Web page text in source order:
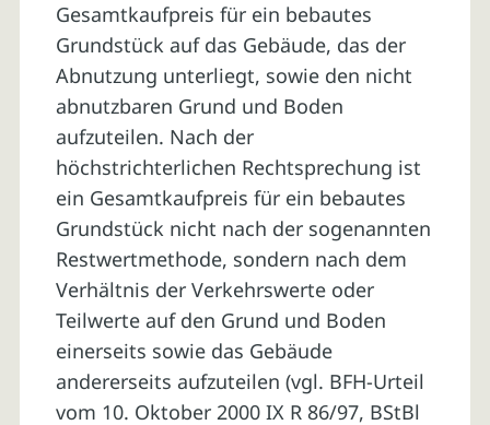
Gesamtkaufpreis für ein bebautes
Grundstück auf das Gebäude, das der
Abnutzung unterliegt, sowie den nicht
abnutzbaren Grund und Boden
aufzuteilen. Nach der
höchstrichterlichen Rechtsprechung ist
ein Gesamtkaufpreis für ein bebautes
Grundstück nicht nach der sogenannten
Restwertmethode, sondern nach dem
Verhältnis der Verkehrswerte oder
Teilwerte auf den Grund und Boden
einerseits sowie das Gebäude
andererseits aufzuteilen (vgl. BFH-Urteil
vom 10. Oktober 2000 IX R 86/97, BStBl